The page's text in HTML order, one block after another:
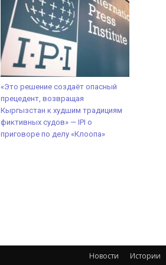
«Это решение создаёт опасный
прецедент, возвращая
Кыргызстан к худшим традициям
фиктивных судов» — IPI о
приговоре по делу «Клоопа»
Новости Истории